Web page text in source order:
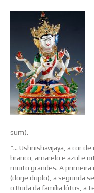
sum).
“… Ushnishavijaya, a cor
branco, amarelo e azul e
muito grandes. A primeira
(dorje duplo), a segunda
o Buda da família lótus, a